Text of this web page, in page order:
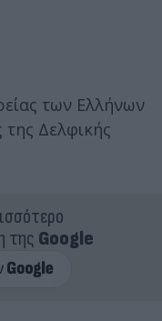
των Ελλήνων
της Δελφικής
της Google